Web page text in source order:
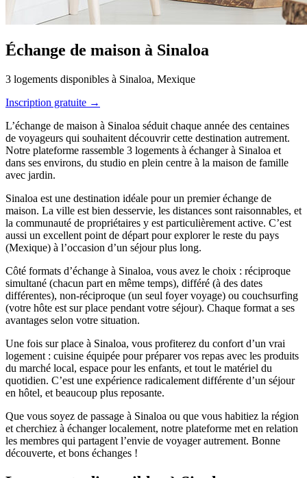
Échange de maison à Sinaloa
3 logements disponibles à Sinaloa, Mexique
Inscription gratuite →
L’échange de maison à Sinaloa séduit chaque année des centaines
de voyageurs qui souhaitent découvrir cette destination autrement.
Notre plateforme rassemble 3 logements à échanger à Sinaloa et
dans ses environs, du studio en plein centre à la maison de famille
avec jardin.
Sinaloa est une destination idéale pour un premier échange de
maison. La ville est bien desservie, les distances sont raisonnables, et
la communauté de propriétaires y est particulièrement active. C’est
aussi un excellent point de départ pour explorer le reste du pays
(Mexique) à l’occasion d’un séjour plus long.
Côté formats d’échange à Sinaloa, vous avez le choix : réciproque
simultané (chacun part en même temps), différé (à des dates
différentes), non-réciproque (un seul foyer voyage) ou couchsurfing
(votre hôte est sur place pendant votre séjour). Chaque format a ses
avantages selon votre situation.
Une fois sur place à Sinaloa, vous profiterez du confort d’un vrai
logement : cuisine équipée pour préparer vos repas avec les produits
du marché local, espace pour les enfants, et tout le matériel du
quotidien. C’est une expérience radicalement différente d’un séjour
en hôtel, et beaucoup plus reposante.
Que vous soyez de passage à Sinaloa ou que vous habitiez la région
et cherchiez à échanger localement, notre plateforme met en relation
les membres qui partagent l’envie de voyager autrement. Bonne
découverte, et bons échanges !